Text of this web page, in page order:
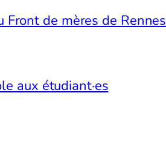
Front de mères de Rennes
aux étudiant·es